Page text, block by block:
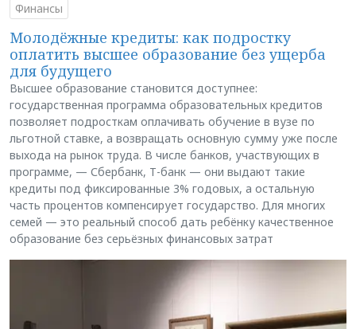
Финансы
Молодёжные кредиты: как подростку
оплатить высшее образование без ущерба
для будущего
Высшее образование становится доступнее:
государственная программа образовательных кредитов
позволяет подросткам оплачивать обучение в вузе по
льготной ставке, а возвращать основную сумму уже после
выхода на рынок труда. В числе банков, участвующих в
программе, — Сбербанк, Т-банк — они выдают такие
кредиты под фиксированные 3% годовых, а остальную
часть процентов компенсирует государство. Для многих
семей — это реальный способ дать ребёнку качественное
образование без серьёзных финансовых затрат